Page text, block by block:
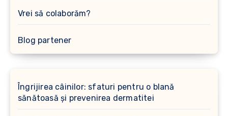
Vrei să colaborăm?
Blog partener
Îngrijirea câinilor: sfaturi pentru o blană
sănătoasă și prevenirea dermatitei